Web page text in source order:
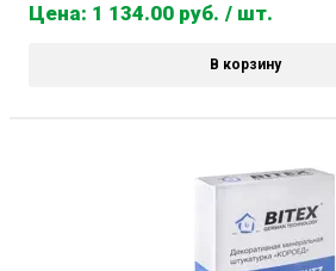
Цена: 1 134.00 руб. / шт.
В корзину